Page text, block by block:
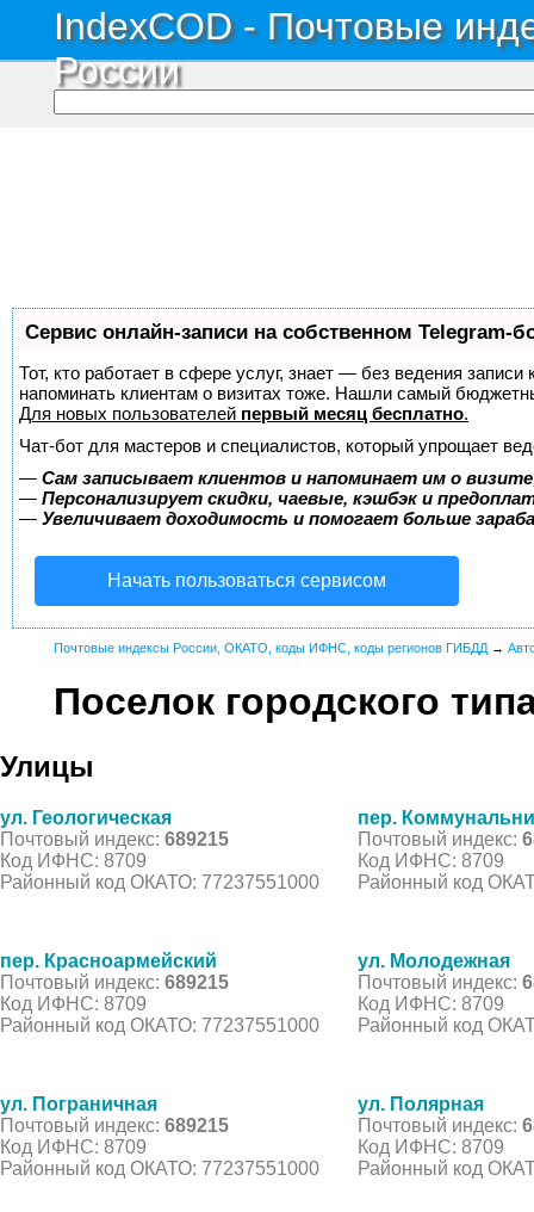
IndexCOD - Почтовые
России
Сервис онлайн-записи на собственном Telegram-
Тот, кто работает в сфере услуг, знает — без ведения
напоминать клиентам о визитах тоже. Нашли самый
Для новых пользователей первый месяц бесплатно.
Чат-бот для мастеров и специалистов, который упрощает
— Сам записывает клиентов и напоминает им о
— Персонализирует скидки, чаевые, кэшбэк и
— Увеличивает доходимость и помогает больше
Начать пользоваться сервисом
Почтовые индексы России, ОКАТО, коды ИФНС, коды регионов ГИБДД →
Поселок городского
Улицы
ул. Геологическая
Почтовый индекс: 689215
Код ИФНС: 8709
Районный код ОКАТО: 77237551000
пер.
Почтовый индекс:
Код ИФНС: 8709
Районный код
пер. Красноармейский
Почтовый индекс: 689215
Код ИФНС: 8709
Районный код ОКАТО: 77237551000
ул. Молодежная
Почтовый индекс:
Код ИФНС: 8709
Районный код
ул. Пограничная
Почтовый индекс: 689215
Код ИФНС: 8709
Районный код ОКАТО: 77237551000
ул. Полярная
Почтовый индекс:
Код ИФНС: 8709
Районный код